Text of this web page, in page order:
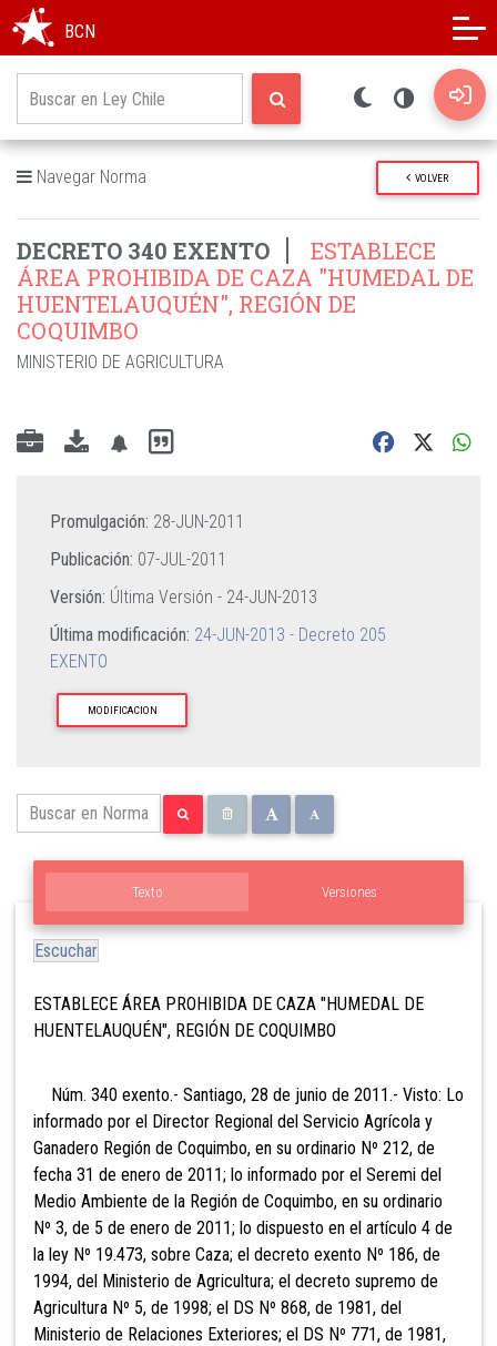
BCN
Navegar Norma VOLVER
DECRETO 340 EXENTO
ESTABLECE
ÁREA PROHIBIDA DE CAZA "HUMEDAL DE
HUENTELAUQUÉN", REGIÓN DE
COQUIMBO
MINISTERIO DE AGRICULTURA
Promulgación: 28-JUN-2011
Publicación: 07-JUL-2011
Versión: Última Versión - 24-JUN-2013
Última modificación: 24-JUN-2013 - Decreto 205
EXENTO
MODIFICACION
Texto Versiones
Escuchar
ESTABLECE ÁREA PROHIBIDA DE CAZA "HUMEDAL DE
HUENTELAUQUÉN", REGIÓN DE COQUIMBO
Núm. 340 exento.- Santiago, 28 de junio de 2011.- Visto: Lo
informado por el Director Regional del Servicio Agrícola y
Ganadero Región de Coquimbo, en su ordinario Nº 212, de
fecha 31 de enero de 2011; lo informado por el Seremi del
Medio Ambiente de la Región de Coquimbo, en su ordinario
Nº 3, de 5 de enero de 2011; lo dispuesto en el artículo 4 de
la ley Nº 19.473, sobre Caza; el decreto exento Nº 186, de
1994, del Ministerio de Agricultura; el decreto supremo de
Agricultura Nº 5, de 1998; el DS Nº 868, de 1981, del
Ministerio de Relaciones Exteriores; el DS Nº 771, de 1981,